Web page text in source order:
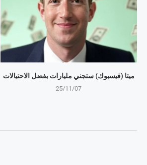
ميتا (فيسبوك) ستجني مليارات بفضل الاحتيالات
25/11/07